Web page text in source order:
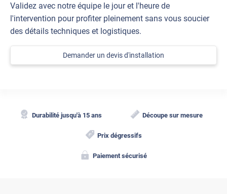
Validez avec notre équipe le jour et l'heure de
l'intervention pour profiter pleinement sans vous soucier
des détails techniques et logistiques.
Demander un devis d'installation
Durabilité jusqu'à 15 ans Découpe sur mesure
Prix dégressifs
Paiement sécurisé